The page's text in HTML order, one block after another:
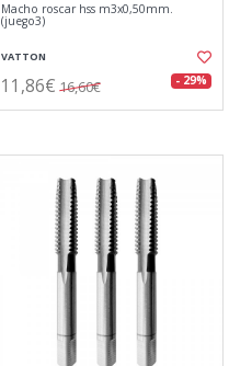
Macho roscar hss m3x0,50mm.
(juego3)
VATTON
11,86€ 16,60€ - 29%